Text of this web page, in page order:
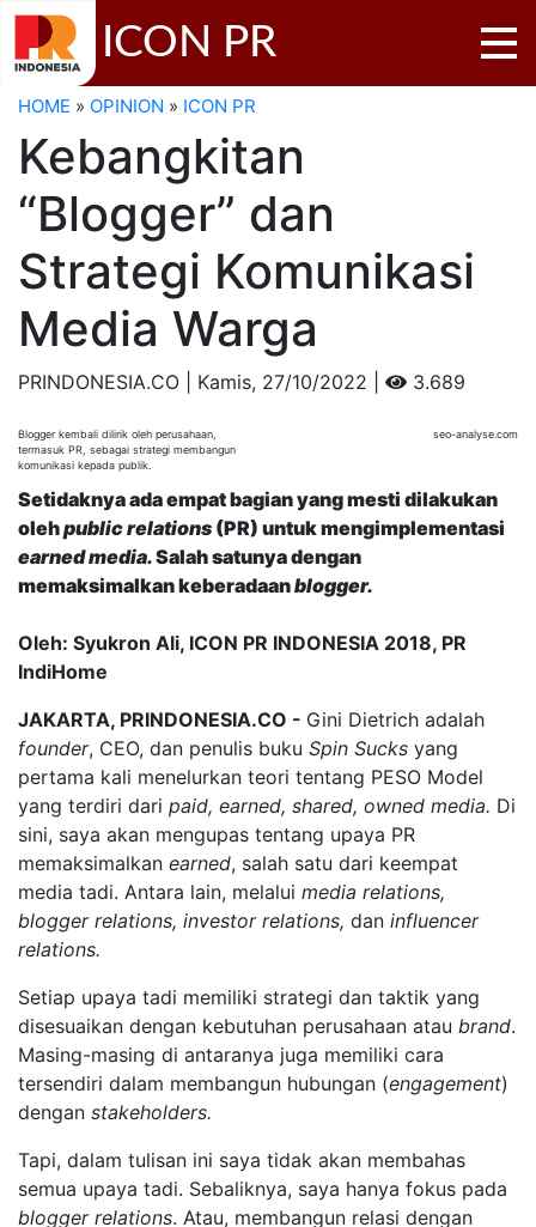
ICON PR
HOME » OPINION » ICON PR
Kebangkitan
“Blogger” dan
Strategi Komunikasi
Media Warga
PRINDONESIA.CO | Kamis, 27/10/2022 | 3.689
Blogger kembali dilirik oleh perusahaan,
termasuk PR, sebagai strategi membangun
komunikasi kepada publik.
seo-analyse.com
Setidaknya ada empat bagian yang mesti dilakukan
olehpublic relations (PR) untuk mengimplementasi
earned media.Salah satunya dengan
memaksimalkan keberadaanblogger.
Oleh: Syukron Ali, ICON PR INDONESIA 2018, PR
IndiHome
JAKARTA, PRINDONESIA.CO - Gini Dietrich adalah
founder, CEO, dan penulis buku Spin Sucks yang
pertama kali menelurkan teori tentang PESO Model
yang terdiri dari paid, earned, shared, owned media. Di
sini, saya akan mengupas tentang upaya PR
memaksimalkan earned, salah satu dari keempat
media tadi. Antara lain, melalui media relations,
blogger relations, investor relations, dan influencer
relations.
Setiap upaya tadi memiliki strategi dan taktik yang
disesuaikan dengan kebutuhan perusahaan atau brand.
Masing-masing di antaranya juga memiliki cara
tersendiri dalam membangun hubungan (engagement)
dengan stakeholders.
Tapi, dalam tulisan ini saya tidak akan membahas
semua upaya tadi. Sebaliknya, saya hanya fokus pada
blogger relations. Atau, membangun relasi dengan